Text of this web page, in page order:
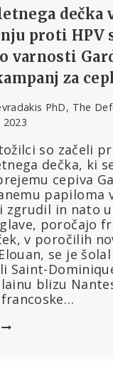
dečka
proti HPV
varnosti
za
PhD, The
so začeli
dečka, ki
cepiva
papiloma
zgrudil in nato
poročajo
v poročilih
se je
Saint-
blizu
SMRT